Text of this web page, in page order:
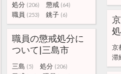
処分 (206) 懲戒 (64)
職員 (253) 銚子 (6)
京
滞
職員の懲戒処分に
ついて|三島市
三島 (5) 処分 (206)